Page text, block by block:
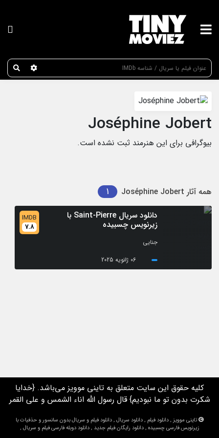
عنوان
Joséphine Jobert
بیوگرافی برای این هنرمند ثبت نشده است.
همه آثار Joséphine Jobert
1
دانلود سریال Saint-Pierre با
زیرنویس چسبیده
IMDB
7.8
جنایی
06 ژانویه 2025
کلیه حقوق این سایت متعلق به تاینی موویز می‌باشد. {خدایا
شکرت بدون تو ما نبودیم} قال رسول الله اناء الشمس و علی القمر
تاینی موویز , دانلود فیلم , دانلود سریال , دانلود فیلم و سریال بدون سانسور و حذفیات با
زیرنویس فارسی چسبیده , دانلود رایگان فیلم جدید , دانلود دوبله فارسی فیلم و سریال ,